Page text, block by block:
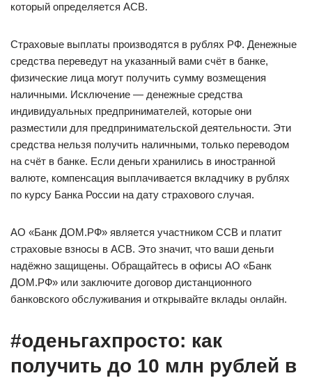
который определяется АСВ.
Страховые выплаты производятся в рублях РФ. Денежные
средства переведут на указанный вами счёт в банке,
физические лица могут получить сумму возмещения
наличными. Исключение — денежные средства
индивидуальных предпринимателей, которые они
разместили для предпринимательской деятельности. Эти
средства нельзя получить наличными, только переводом
на счёт в банке. Если деньги хранились в иностранной
валюте, компенсация выплачивается вкладчику в рублях
по курсу Банка России на дату страхового случая.
АО «Банк ДОМ.РФ» является участником ССВ и платит
страховые взносы в АСВ. Это значит, что ваши деньги
надёжно защищены. Обращайтесь в офисы АО «Банк
ДОМ.РФ» или заключите договор дистанционного
банковского обслуживания и открывайте вклады онлайн.
#оденьгахпросто: как
получить до 10 млн рублей в